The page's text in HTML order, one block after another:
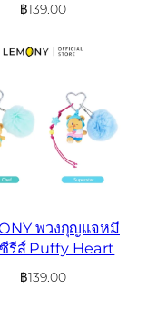
฿139.00
พวงกุญแจหมี
รีส์ Puffy Heart
฿139.00